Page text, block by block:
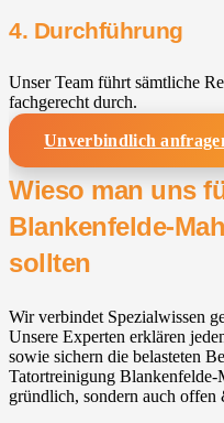
4. Durchführung
Unser Team führt sämtliche
fachgerecht durch.
Unverbindlich
Wieso man uns
Blankenfelde-
sollten
Wir verbindet Spezialwissen
Unsere Experten erklären
sowie sichern die belasteten
Tatortreinigung
gründlich, sondern auch offen